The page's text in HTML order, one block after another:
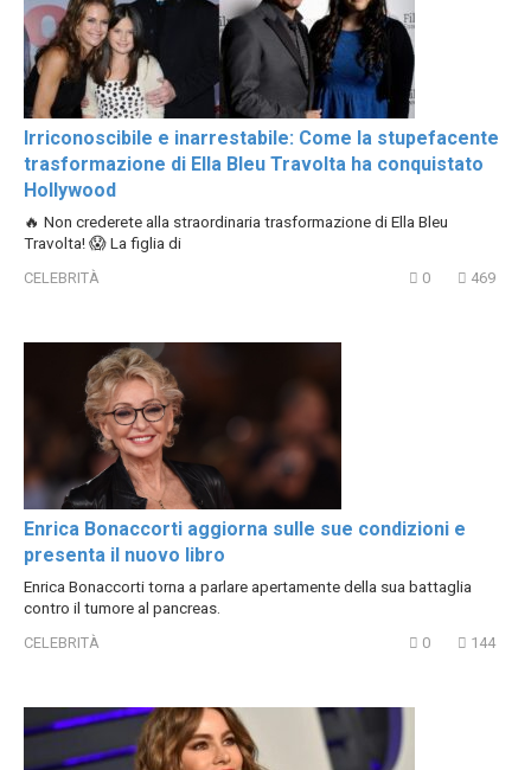
Irriconoscibile e inarrestabile: Come la stupefacente
trasformazione di Ella Bleu Travolta ha conquistato
Hollywood
🔥 Non crederete alla straordinaria trasformazione di Ella Bleu
Travolta! 😱 La figlia di
CELEBRITÀ 0 469
Enrica Bonaccorti aggiorna sulle sue condizioni e
presenta il nuovo libro
Enrica Bonaccorti torna a parlare apertamente della sua battaglia
contro il tumore al pancreas.
CELEBRITÀ 0 144